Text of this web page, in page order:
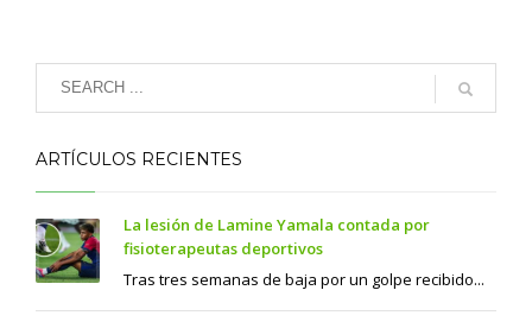
ARTÍCULOS RECIENTES
La lesión de Lamine Yamala contada por
fisioterapeutas deportivos
Tras tres semanas de baja por un golpe recibido...